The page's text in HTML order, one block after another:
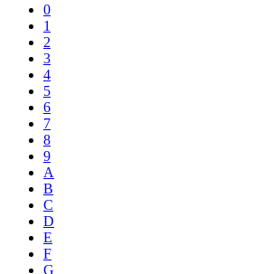
0
1
2
3
4
5
6
7
8
9
A
B
C
D
E
F
G